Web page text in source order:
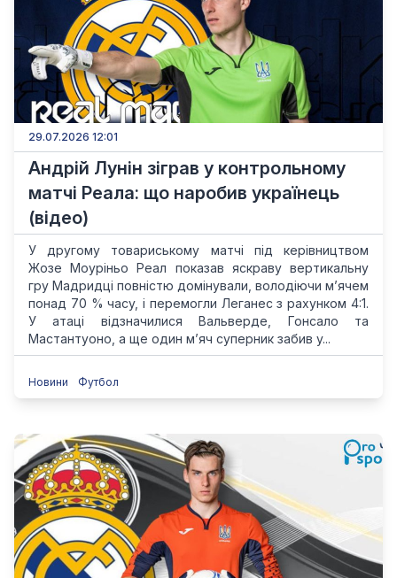
29.07.2026 12:01
Андрій Лунін зіграв у контрольному
матчі Реала: що наробив українець
(відео)
У другому товариському матчі під керівництвом
Жозе Моуріньо Реал показав яскраву вертикальну
гру Мадридці повністю домінували, володіючи м’ячем
понад 70 % часу, і перемогли Леганес з рахунком 4:1.
У атаці відзначилися Вальверде, Гонсало та
Мастантуоно, а ще один м’яч суперник забив у...
Новини Футбол